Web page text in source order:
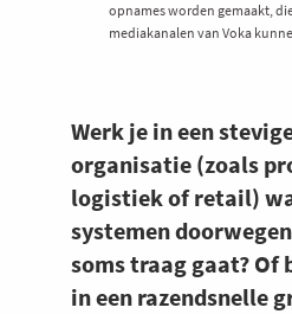
Werk je in een
organisatie (zoals
logistiek of retail)
systemen
soms traag gaat? Of
in een razendsnelle
opnames worden gemaakt,
mediakanalen van Voka